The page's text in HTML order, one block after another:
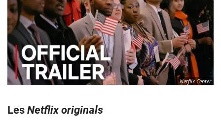
Netflix Center
Les Netflix originals